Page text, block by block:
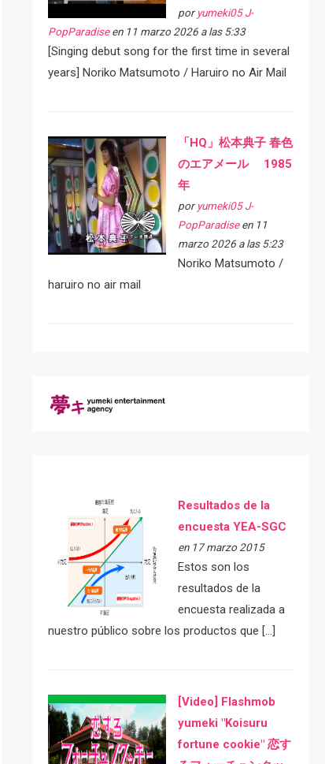
por yumeki05 J-
PopParadiseen 11 marzo 2026 a las 5:33
[Singing debut song for the first time in several
years] Noriko Matsumoto / Haruiro no Air Mail
「HQ」松本典子 春色
のエアメール 1985
年
por yumeki05 J-
PopParadiseen 11
marzo 2026 a las 5:23
Noriko Matsumoto /
haruiro no air mail
Resultados de la
encuesta YEA-SGC
en 17 marzo 2015
Estos son los
resultados de la
encuesta realizada a
nuestro público sobre los productos que […]
[Video] Flashmob
yumeki "Koisuru
fortune cookie" 恋す